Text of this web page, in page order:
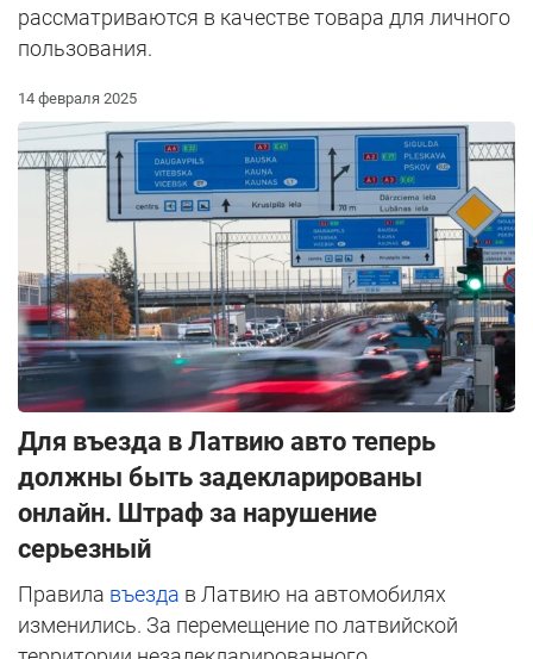
рассматриваются в качестве товара для личного
пользования.
14 февраля 2025
Для въезда в Латвию авто теперь
должны быть задекларированы
онлайн. Штраф за нарушение
серьезный
Правила въезда в Латвию на автомобилях
изменились. За перемещение по латвийской